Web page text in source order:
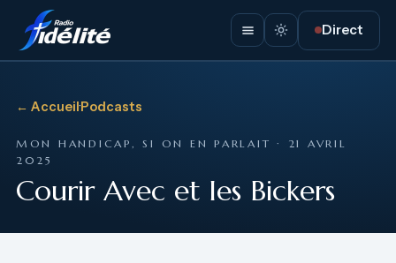
Direct
← Accueil·Podcasts
MON HANDICAP, SI ON EN PARLAIT · 21 AVRIL
2025
Courir Avec et les Bickers